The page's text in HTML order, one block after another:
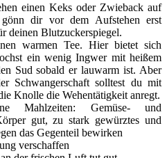
einen Keks oder Zwieback auf
dir vor dem Aufstehen erst
deinen Blutzuckerspiegel.
warmen Tee. Hier bietet sich
ein wenig Ingwer mit heißem
Sud sobald er lauwarm ist. Aber
Schwangerschaft solltest du mit
Knolle die Wehentätigkeit anregt.
Mahlzeiten: Gemüse- und
gut, zu stark gewürztes und
das Gegenteil bewirken
verschaffen